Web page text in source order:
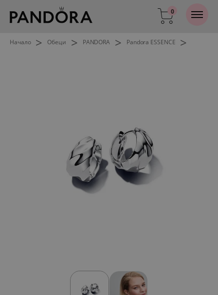
0
Начало > Обеци > PANDORA > Pandora ESSENCE >